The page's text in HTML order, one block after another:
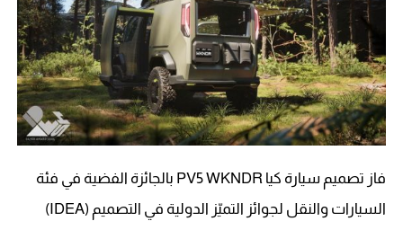
فاز تصميم سيارة كيا PV5 WKNDR بالجائزة الفضية في فئة
السيارات والنقل لجوائز التميّز الدولية في التصميم (IDEA)